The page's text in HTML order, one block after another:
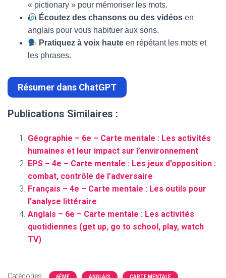
« pictionary » pour mémoriser les mots.
Écoutez des chansons ou des vidéos en
anglais pour vous habituer aux sons.
Pratiquez à voix haute en répétant les mots et
les phrases.
Résumer dans ChatGPT
Publications Similaires :
Géographie – 6e – Carte mentale : Les activités
humaines et leur impact sur l’environnement
EPS – 4e – Carte mentale : Les jeux d’opposition :
combat, contrôle de l’adversaire
Français – 4e – Carte mentale : Les outils pour
l’analyse littéraire
Anglais – 6e – Carte mentale : Les activités
quotidiennes (get up, go to school, play, watch
TV)
Catégories :